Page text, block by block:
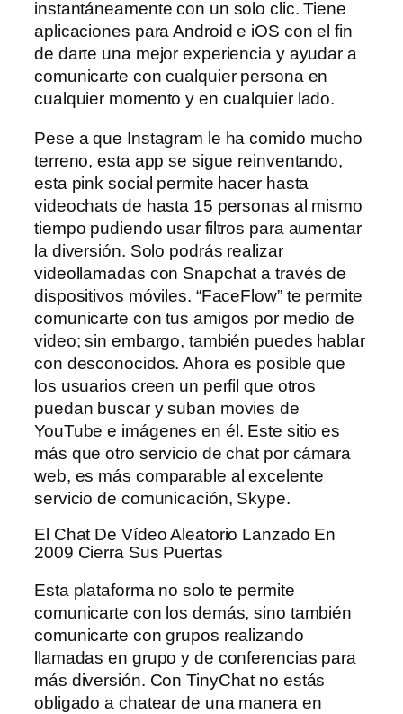
instantáneamente con un solo clic. Tiene
aplicaciones para Android e iOS con el fin
de darte una mejor experiencia y ayudar a
comunicarte con cualquier persona en
cualquier momento y en cualquier lado.
Pese a que Instagram le ha comido mucho
terreno, esta app se sigue reinventando,
esta pink social permite hacer hasta
videochats de hasta 15 personas al mismo
tiempo pudiendo usar filtros para aumentar
la diversión. Solo podrás realizar
videollamadas con Snapchat a través de
dispositivos móviles. “FaceFlow” te permite
comunicarte con tus amigos por medio de
video; sin embargo, también puedes hablar
con desconocidos. Ahora es posible que
los usuarios creen un perfil que otros
puedan buscar y suban movies de
YouTube e imágenes en él. Este sitio es
más que otro servicio de chat por cámara
web, es más comparable al excelente
servicio de comunicación, Skype.
El Chat De Vídeo Aleatorio Lanzado En
2009 Cierra Sus Puertas
Esta plataforma no solo te permite
comunicarte con los demás, sino también
comunicarte con grupos realizando
llamadas en grupo y de conferencias para
más diversión. Con TinyChat no estás
obligado a chatear de una manera en